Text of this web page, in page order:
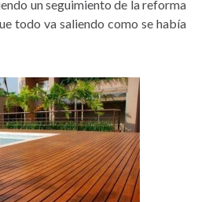
un seguimiento de la reforma
todo va saliendo como se había